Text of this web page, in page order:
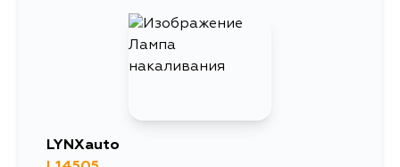
LYNXauto